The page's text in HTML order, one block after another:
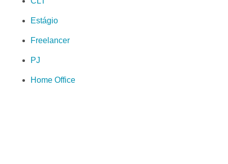
Estágio
Freelancer
PJ
Home Office